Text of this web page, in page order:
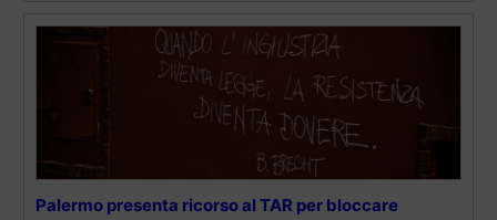
Palermo presenta ricorso al TAR per bloccare